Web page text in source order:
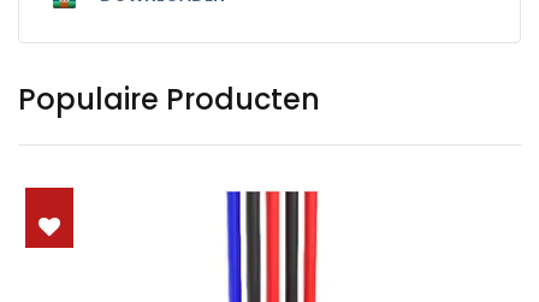
Populaire Producten